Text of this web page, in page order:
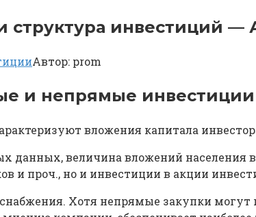
структура инвестиций —
Автор: prom
и непрямые инвестиции
вложения капитала
данных, величина вложений населения
и проч., но и инвестиции в акции
Хотя непрямые закупки могут